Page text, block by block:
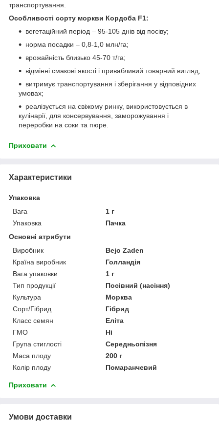
транспортування.
Особливості сорту моркви Кордоба F1:
вегетаційний період – 95-105 днів від посіву;
норма посадки – 0,8-1,0 млн/га;
врожайність близько 45-70 т/га;
відмінні смакові якості і привабливий товарний вигляд;
витримує транспортування і зберігання у відповідних
умовах;
реалізується на свіжому ринку, використовується в
кулінарії, для консервування, заморожування і
переробки на соки та пюре.
Приховати
Характеристики
Упаковка
Вага
1 г
Упаковка
Пачка
Основні атрибути
Виробник
Bejo Zaden
Країна виробник
Голландія
Вага упаковки
1 г
Тип продукції
Посівний (насіння)
Культура
Морква
Сорт/Гібрид
Гібрид
Класс семян
Еліта
ГМО
Ні
Група стиглості
Середньопізня
Маса плоду
200 г
Колір плоду
Помаранчевий
Приховати
Умови доставки